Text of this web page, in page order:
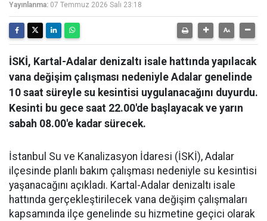
Yayınlanma: 07 Temmuz 2026 Salı 23:18
İSKİ, Kartal-Adalar denizaltı isale hattında yapılacak
vana değişim çalışması nedeniyle Adalar genelinde
10 saat süreyle su kesintisi uygulanacağını duyurdu.
Kesinti bu gece saat 22.00'de başlayacak ve yarın
sabah 08.00'e kadar sürecek.
İstanbul Su ve Kanalizasyon İdaresi (İSKİ), Adalar
ilçesinde planlı bakım çalışması nedeniyle su kesintisi
yaşanacağını açıkladı. Kartal-Adalar denizaltı isale
hattında gerçekleştirilecek vana değişim çalışmaları
kapsamında ilçe genelinde su hizmetine geçici olarak